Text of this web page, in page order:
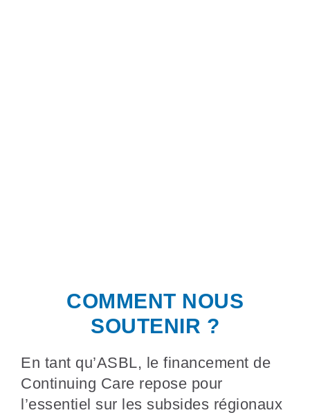
COMMENT NOUS
SOUTENIR ?
En tant qu’ASBL, le financement de
Continuing Care repose pour
l’essentiel sur les subsides régionaux